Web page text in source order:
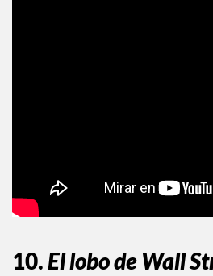
10.El lobo de Wall